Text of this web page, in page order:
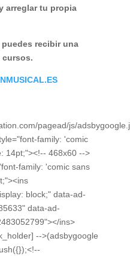
arreglar tu propia
recibir una
cursos.
pagead/js/
family: 'comic
14pt;"><!-- 468x60 -->
family: 'comic sans
block;" data-ad-
data-ad-
ins>
-->(adsbygoogle